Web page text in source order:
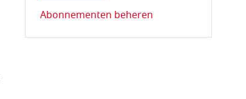
Abonnementen beheren